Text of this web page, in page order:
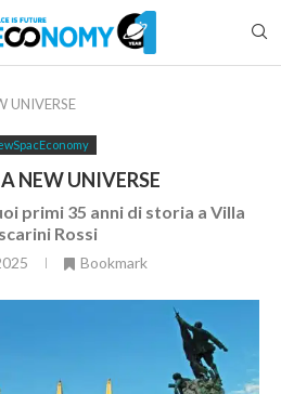
UNIVERSE
NEW UNIVERSE
primi 35 anni di storia a Villa
Rossi
Bookmark